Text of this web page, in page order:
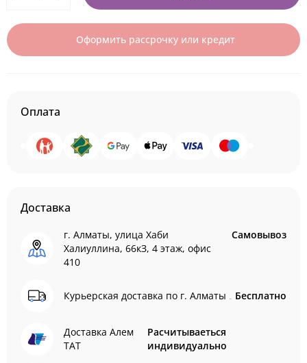
Оформить рассрочку или кредит
Оплата
Доставка
г. Алматы, улица Хаби
Халиуллина, 66кЗ, 4 этаж, офис
410
Самовывоз
Курьерская доставка по г. Алматы Бесплатно
Доставка Алем
ТАТ
Расчитываеться
индивидуально